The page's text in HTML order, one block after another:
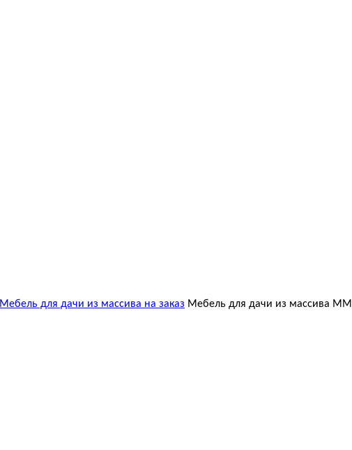
Мебель для дачи из массива на заказ Мебель для дачи из массива